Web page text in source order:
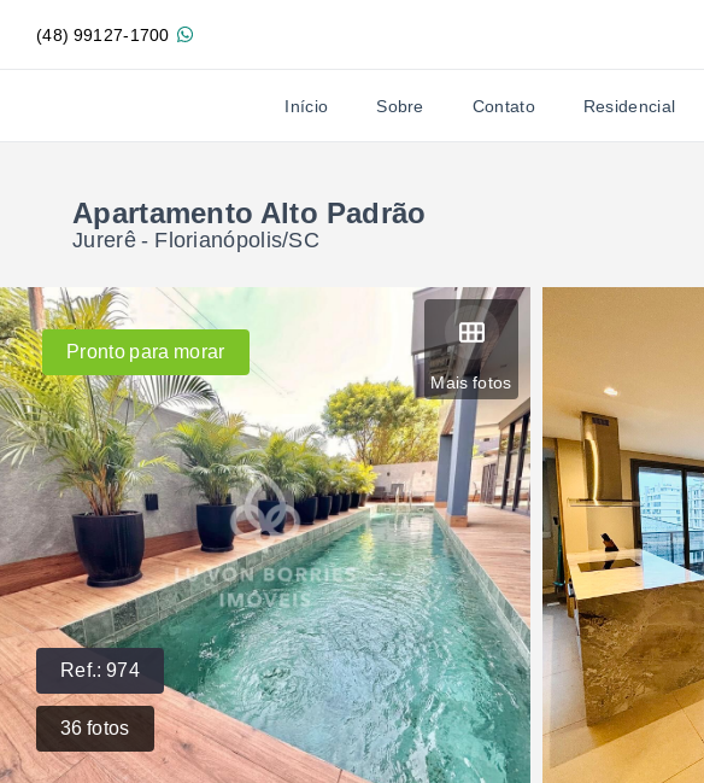
(48) 99127-1700
Início Sobre Contato Residencial
Apartamento Alto Padrão
Jurerê - Florianópolis/SC
Ref.:974
36 fotos
Mais fotos
Pronto para morar